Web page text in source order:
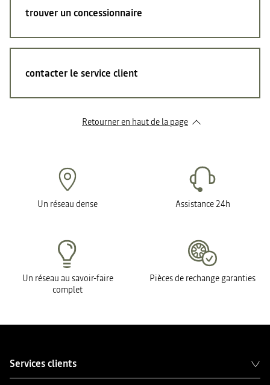
trouver un concessionnaire
contacter le service client
Retourner en haut de la page
Un réseau dense Assistance 24h
Un réseau au savoir-faire
complet
Pièces de rechange garanties
Services clients